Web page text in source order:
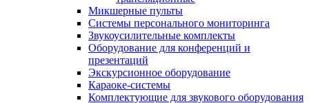
Микшерные пульты
Системы персонального мониторинга
Звукоусилительные комплекты
Оборудование для конференций и
презентаций
Экскурсионное оборудование
Караоке-системы
Комплектующие для звукового оборудования